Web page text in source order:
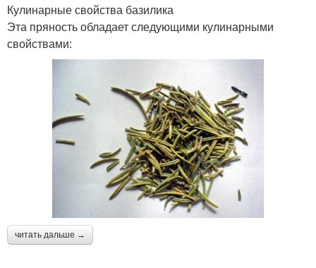
Кулинарные свойства базилика
Эта пряность обладает следующими кулинарными
свойствами:
читать дальше →